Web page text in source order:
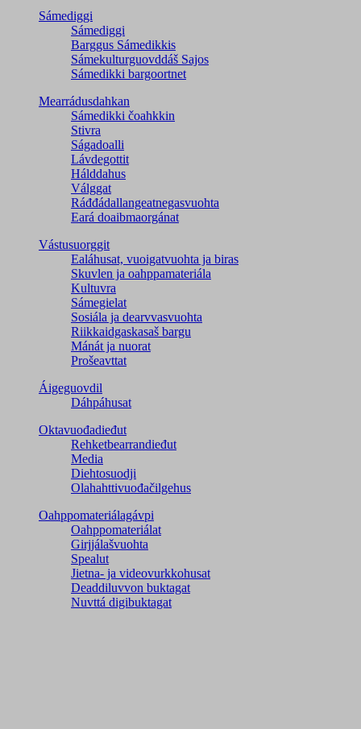
Sámediggi
Sámediggi
Barggus Sámedikkis
Sámekulturguovddáš Sajos
Sámedikki bargoortnet
Mearrádusdahkan
Sámedikki čoahkkin
Stivra
Ságadoalli
Lávdegottit
Hálddahus
Válggat
Ráđđádallangeatnegas­vuohta
Eará doaibmaorgánat
Vástusuorggit
Ealáhusat, vuoigatvuohta ja biras
Skuvlen ja oahppamateriála
Kultuvra
Sámegielat
Sosiála ja dearvvasvuohta
Riikkaidgaskasaš bargu
Mánát ja nuorat
Prošeavttat
Áigeguovdil
Dáhpáhusat
Oktavuođadieđut
Rehketbearrandieđut
Media
Diehtosuodji
Olahahttivuođačilgehus
Oahppomateriálagávpi
Oahppomateriálat
Girjjálašvuohta
Spealut
Jietna- ja videovurkkohusat
Deaddiluvvon buktagat
Nuvttá digibuktagat